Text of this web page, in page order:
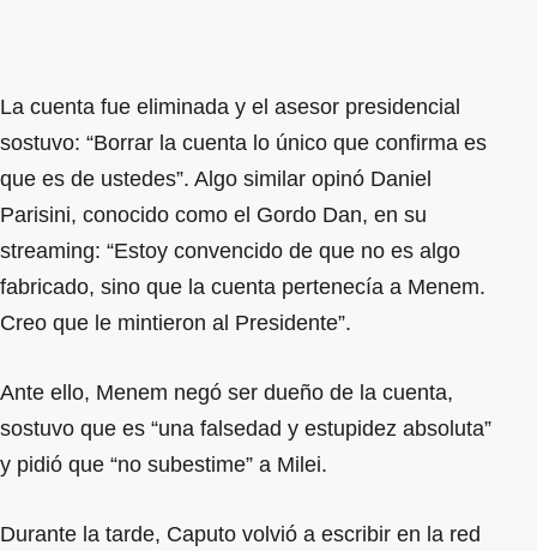
La cuenta fue eliminada y el asesor presidencial
sostuvo: “Borrar la cuenta lo único que confirma es
que es de ustedes”. Algo similar opinó Daniel
Parisini, conocido como el Gordo Dan, en su
streaming: “Estoy convencido de que no es algo
fabricado, sino que la cuenta pertenecía a Menem.
Creo que le mintieron al Presidente”.
Ante ello, Menem negó ser dueño de la cuenta,
sostuvo que es “una falsedad y estupidez absoluta”
y pidió que “no subestime” a Milei.
Durante la tarde, Caputo volvió a escribir en la red